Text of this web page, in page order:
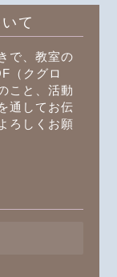
て
で、教室の
（クグロ
こと、活動
通してお伝
ろしくお願